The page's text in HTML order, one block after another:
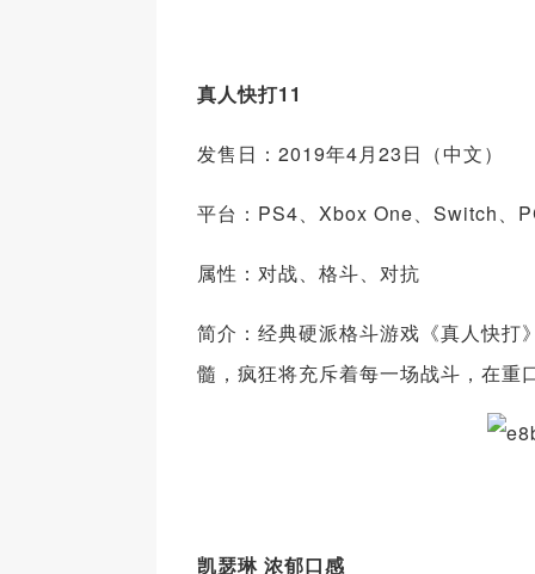
真人快打11
发售日：2019年4月23日（中文）
平台：PS4、Xbox One、Switch、
属性：对战、格斗、对抗
简介：经典硬派格斗游戏《真人快打
髓，疯狂将充斥着每一场战斗，在重
凯瑟琳 浓郁口感